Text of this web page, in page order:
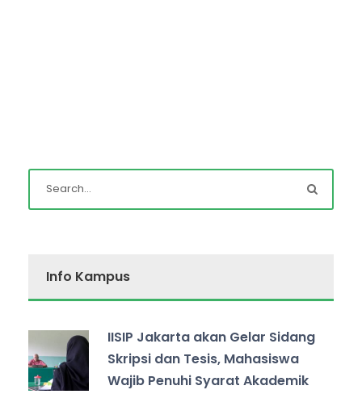
Info Kampus
IISIP Jakarta akan Gelar Sidang
Skripsi dan Tesis, Mahasiswa
Wajib Penuhi Syarat Akademik